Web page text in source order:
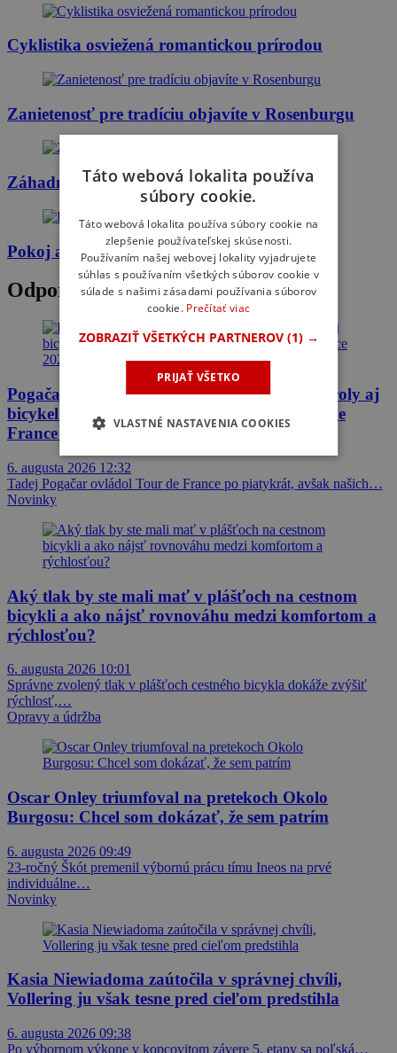
Cyklistika osviežená romantickou prírodou
Zanietenosť pre tradíciu objavíte v Rosenburgu
Záhadné lyže Habsburgovcov
Pokoj a oddych vo výškach
Odporúčané trasy
Pogačar, Armstrong, Sagan, dopingové kontroly aj
bicykel Shimano. Týchto 21 článkov z Tour de
France 2026 najviac zaujalo čitateľov Bikeru
6. augusta 2026 12:32
Tadej Pogačar ovládol Tour de France po piatykrát, avšak našich…
Novinky
Aký tlak by ste mali mať v plášťoch na cestnom
bicykli a ako nájsť rovnováhu medzi komfortom a
rýchlosťou?
6. augusta 2026 10:01
Správne zvolený tlak v plášťoch cestného bicykla dokáže zvýšiť
rýchlosť,…
Opravy a údržba
Oscar Onley triumfoval na pretekoch Okolo
Burgosu: Chcel som dokázať, že sem patrím
6. augusta 2026 09:49
23-ročný Škót premenil výbornú prácu tímu Ineos na prvé
individuálne…
Novinky
Kasia Niewiadoma zaútočila v správnej chvíli,
Vollering ju však tesne pred cieľom predstihla
6. augusta 2026 09:38
Po výbornom výkone v kopcovitom závere 5. etapy sa poľská…
Táto webová lokalita používa
súbory cookie.
Táto webová lokalita používa súbory cookie na
zlepšenie používateľskej skúsenosti.
Používaním našej webovej lokality vyjadrujete
súhlas s používaním všetkých súborov cookie v
súlade s našimi zásadami používania súborov
cookie. Prečítať viac
ZOBRAZIŤ VŠETKÝCH PARTNEROV (1) →
PRIJAŤ VŠETKO
VLASTNÉ NASTAVENIA COOKIES